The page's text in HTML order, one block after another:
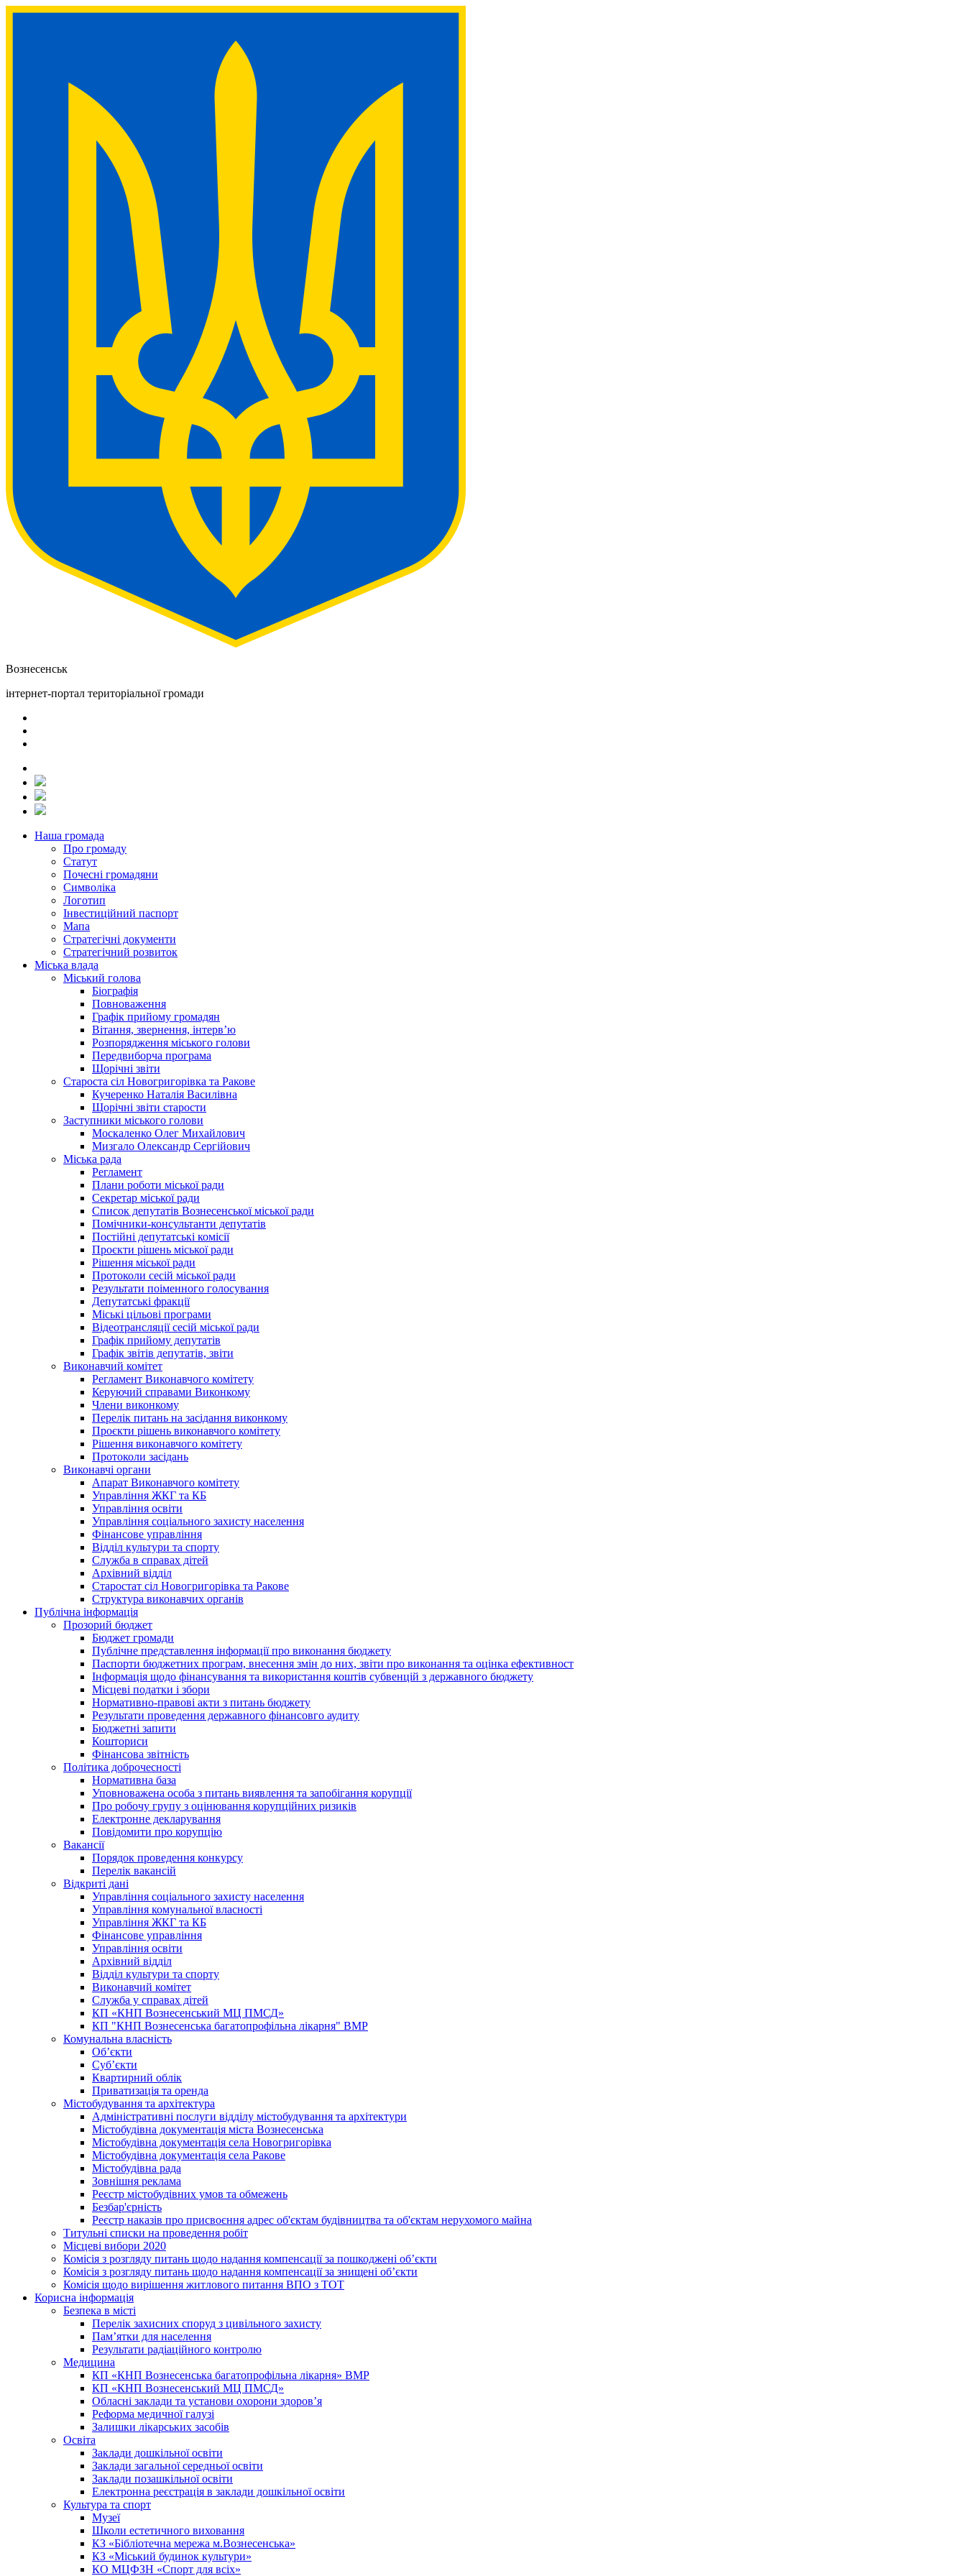
Вознесенськ
інтернет-портал територіальної громади
Наша громада
Про громаду
Статут
Почесні громадяни
Символіка
Логотип
Інвестиційний паспорт
Мапа
Стратегічні документи
Стратегічний розвиток
Міська влада
Міський голова
Біографія
Повноваження
Графік прийому громадян
Вітання, звернення, інтерв’ю
Розпорядження міського голови
Передвиборча програма
Щорічні звіти
Староста сіл Новогригорівка та Ракове
Кучеренко Наталія Василівна
Щорічні звіти старости
Заступники міського голови
Москаленко Олег Михайлович
Мизгало Олександр Сергійович
Міська рада
Регламент
Плани роботи міської ради
Секретар міської ради
Список депутатів Вознесенської міської ради
Помічники-консультанти депутатів
Постійні депутатські комісії
Проєкти рішень міської ради
Рішення міської ради
Протоколи сесій міської ради
Результати поіменного голосування
Депутатські фракції
Міські цільові програми
Відеотрансляції сесій міської ради
Графік прийому депутатів
Графік звітів депутатів, звіти
Виконавчий комітет
Регламент Виконавчого комітету
Керуючий справами Виконкому
Члени виконкому
Перелік питань на засідання виконкому
Проєкти рішень виконавчого комітету
Рішення виконавчого комітету
Протоколи засідань
Виконавчі органи
Апарат Виконавчого комітету
Управління ЖКГ та КБ
Управління освіти
Управління соціального захисту населення
Фінансове управління
Відділ культури та спорту
Служба в справах дітей
Архівний відділ
Старостат сіл Новогригорівка та Ракове
Структура виконавчих органів
Публічна інформація
Прозорий бюджет
Бюджет громади
Публічне представлення інформації про виконання бюджету
Паспорти бюджетних програм, внесення змін до них, звіти про виконання та оцінка ефективност
Інформація щодо фінансування та використання коштів субвенцій з державного бюджету
Місцеві податки і збори
Нормативно-правові акти з питань бюджету
Результати проведення державного фінансовго аудиту
Бюджетні запити
Кошториси
Фінансова звітність
Політика доброчесності
Нормативна база
Уповноважена особа з питань виявлення та запобігання корупції
Про робочу групу з оцінювання корупційних ризиків
Електронне декларування
Повідомити про корупцію
Вакансії
Порядок проведення конкурсу
Перелік вакансій
Відкриті дані
Управління соціального захисту населення
Управління комунальної власності
Управління ЖКГ та КБ
Фінансове управління
Управління освіти
Архівний відділ
Відділ культури та спорту
Виконавчий комітет
Служба у справах дітей
КП «КНП Вознесенський МЦ ПМСД»
КП "КНП Вознесенська багатопрофільна лікарня" ВМР
Комунальна власність
Об’єкти
Суб’єкти
Квартирний облік
Приватизація та оренда
Містобудування та архітектура
Адміністративні послуги відділу містобудування та архітектури
Містобудівна документація міста Вознесенська
Містобудівна документація села Новогригорівка
Містобудівна документація села Ракове
Містобудівна рада
Зовнішня реклама
Реєстр містобудівних умов та обмежень
Безбар'єрність
Реєстр наказів про присвоєння адрес об'єктам будівництва та об'єктам нерухомого майна
Титульні списки на проведення робіт
Місцеві вибори 2020
Комісія з розгляду питань щодо надання компенсації за пошкоджені об’єкти
Комісія з розгляду питань щодо надання компенсації за знищені об’єкти
Комісія щодо вирішення житлового питання ВПО з ТОТ
Корисна інформація
Безпека в місті
Перелік захисних споруд з цивільного захисту
Пам’ятки для населення
Результати радіаційного контролю
Медицина
КП «КНП Вознесенська багатопрофільна лікарня» ВМР
КП «КНП Вознесенський МЦ ПМСД»
Обласні заклади та установи охорони здоров’я
Реформа медичної галузі
Залишки лікарських засобів
Освіта
Заклади дошкільної освіти
Заклади загальної середньої освіти
Заклади позашкільної освіти
Електронна реєстрація в заклади дошкільної освіти
Культура та спорт
Музеї
Школи естетичного виховання
КЗ «Бібліотечна мережа м.Вознесенська»
КЗ «Міський будинок культури»
КО МЦФЗН «Спорт для всіх»